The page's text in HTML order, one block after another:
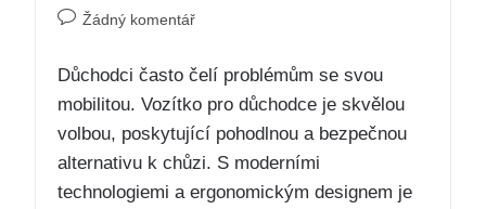
Žádný komentář
Důchodci často čelí problémům se svou
mobilitou. Vozítko pro důchodce je skvělou
volbou, poskytující pohodlnou a bezpečnou
alternativu k chůzi. S moderními
technologiemi a ergonomickým designem je